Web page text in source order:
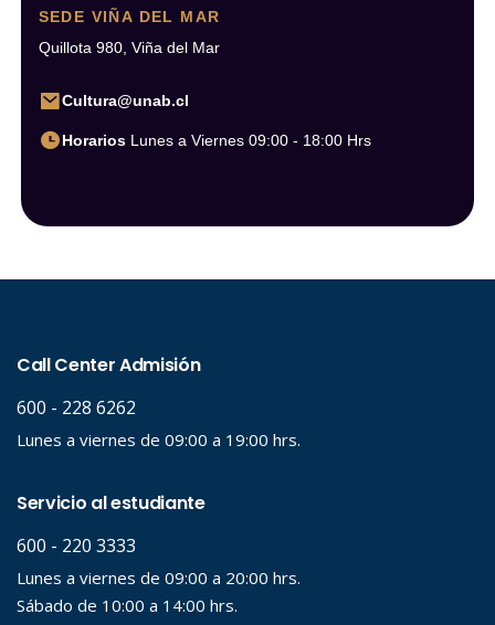
SEDE VIÑA DEL MAR
Quillota 980, Viña del Mar
Cultura@unab.cl
Horarios Lunes a Viernes 09:00 - 18:00 Hrs